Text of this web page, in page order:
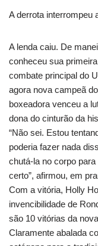
A derrota interrompeu
A lenda caiu. De
conheceu sua
combate principal do
agora nova campeã
boxeadora venceu a
dona do cinturão da
“Não sei. Estou
poderia fazer nada
chutá-la no corpo
certo”, afirmou, em
Com a vitória, Holly
invencibilidade de
são 10 vitórias da
Claramente abalada